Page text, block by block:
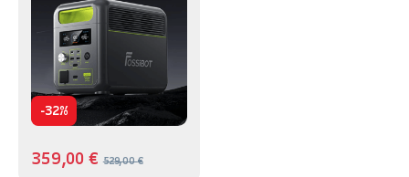
-32%
359,00€ 529,00€